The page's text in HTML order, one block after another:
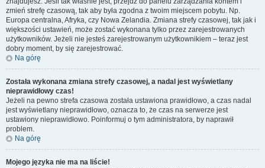
zmień strefę czasową, tak aby była zgodna z twoim miejscem pobytu. Np.
Europa centralna, Afryka, czy Nowa Zelandia. Zmiana strefy czasowej, tak jak i
większości ustawień, może zostać wykonana tylko przez zarejestrowanych
użytkowników. Jeżeli nie jesteś zarejestrowanym użytkownikiem – teraz jest
dobry moment, by się zarejestrować.
Na górę
Została wykonana zmiana strefy czasowej, a nadal jest wyświetlany
nieprawidłowy czas!
Jeżeli na pewno strefa czasowa została ustawiona prawidłowo, a czas nadal
jest wyświetlany nieprawidłowo, oznacza to, że czas na serwerze jest
ustawiony nieprawidłowo. Poinformuj o tym administratora, by naprawił
problem.
Na górę
Mojego języka nie ma na liście!